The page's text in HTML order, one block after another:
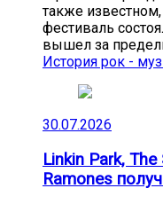
также
фестиваль
вышел за
История рок -
30.07.2026
Linkin Park,
Ramones